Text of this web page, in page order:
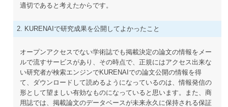
適切であると考えたからです。
2. KURENAIで研究成果を公開してよかったこと
オープンアクセスでない学術誌でも掲載決定の論文の情報をメー
ルで流すサービスがあり、その時点で、正規にはアクセス出来な
い研究者が検索エンジンでKURENAIでの論文公開の情報を得
て、ダウンロードして読めるようになっているのは、情報発信の
形として望ましい有効なものになっていると思います。また、商
用誌では、掲載論文のデータベースが未来永久に保持される保証